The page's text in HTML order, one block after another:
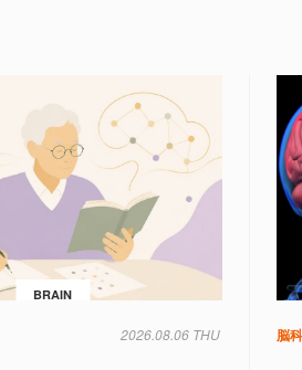
BRAIN
2026.08.06 THU 脳